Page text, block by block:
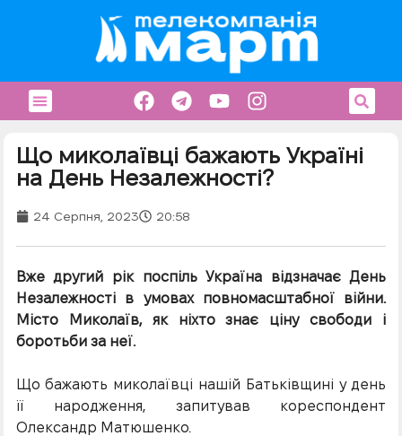
Що миколаївці бажають Україні
на День Незалежності?
24 Серпня, 2023 20:58
Вже другий рік поспіль Україна відзначає День
Незалежності в умовах повномасштабної війни.
Місто Миколаїв, як ніхто знає ціну свободи і
боротьби за неї.
Що бажають миколаївці нашій Батьківщині у день
її народження, запитував кореспондент
Олександр Матюшенко.